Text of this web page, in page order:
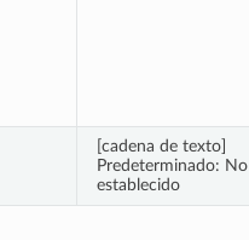
[cadena de texto]
Predeterminado: No
establecido